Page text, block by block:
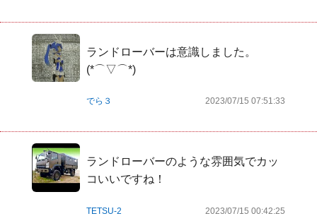
ランドローバーは意識しました。
(*⌒▽⌒*)
でら３ 2023/07/15 07:51:33
ランドローバーのような雰囲気でカッ
コいいですね！
TETSU-2 2023/07/15 00:42:25